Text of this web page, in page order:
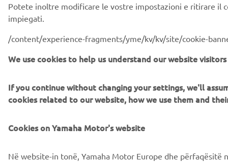
Potete inoltre modificare le vostre impostazioni e ritirare il
impiegati.
/content/experience-fragments/yme/kv/kv/site/cookie-
We use cookies to help us understand our website
If you continue without changing your settings, we'll
cookies related to our website, how we use them and
Cookies on Yamaha Motor's website
Në website-in tonë, Yamaha Motor Europe dhe